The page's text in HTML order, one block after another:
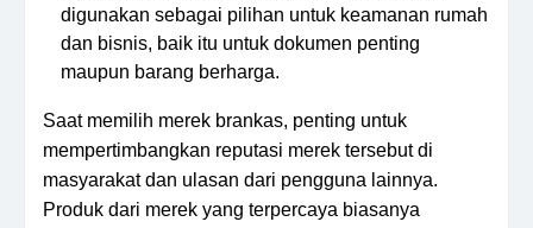
digunakan sebagai pilihan untuk keamanan rumah
dan bisnis, baik itu untuk dokumen penting
maupun barang berharga.
Saat memilih merek brankas, penting untuk
mempertimbangkan reputasi merek tersebut di
masyarakat dan ulasan dari pengguna lainnya.
Produk dari merek yang terpercaya biasanya